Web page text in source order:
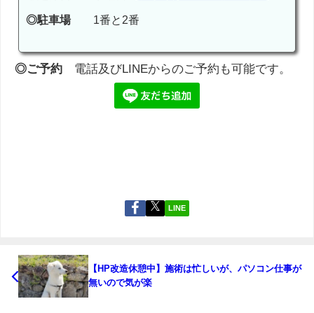
◎駐車場1番と2番
◎ご予約 電話及びLINEからのご予約も可能です。
LINE
【HP改造休憩中】施術は忙しいが、パソコン仕事が
無いので気が楽